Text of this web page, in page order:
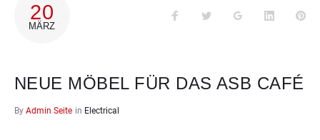
20
MÄRZ
NEUE MÖBEL FÜR DAS ASB CAFÉ
By Admin Seite in Electrical